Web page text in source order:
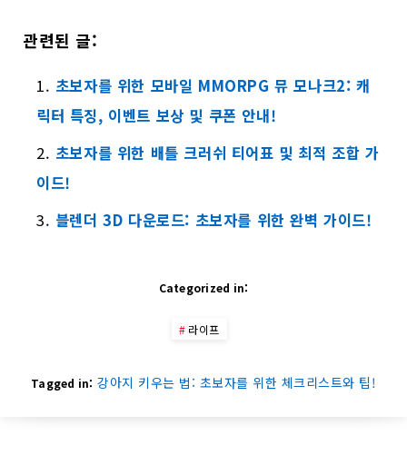
관련된 글:
초보자를 위한 모바일 MMORPG 뮤 모나크2: 캐
릭터 특징, 이벤트 보상 및 쿠폰 안내!
초보자를 위한 배틀 크러쉬 티어표 및 최적 조합 가
이드!
블렌더 3D 다운로드: 초보자를 위한 완벽 가이드!
Categorized in:
라이프
Tagged in: 강아지 키우는 법: 초보자를 위한 체크리스트와 팁!